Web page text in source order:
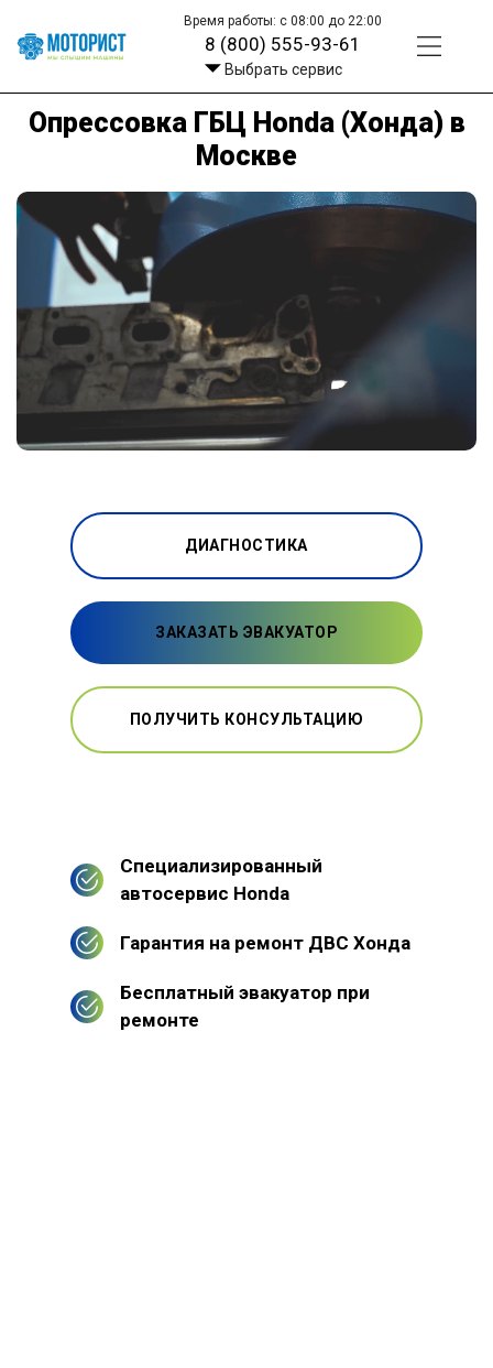
Время работы: с 08:00 до 22:00
8 (800) 555-93-61
Выбрать сервис
Опрессовка ГБЦ Honda (Хонда) в
Москве
ДИАГНОСТИКА
ЗАКАЗАТЬ ЭВАКУАТОР
ПОЛУЧИТЬ КОНСУЛЬТАЦИЮ
Специализированный
автосервис Honda
Гарантия на ремонт ДВС Хонда
Бесплатный эвакуатор при
ремонте